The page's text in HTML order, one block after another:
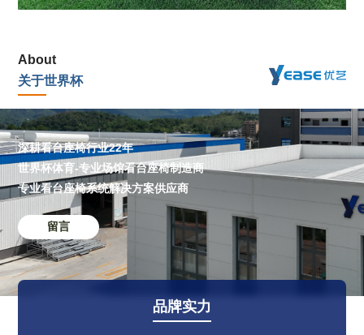
About
关于世界杯
深耕看台座椅行业22年
世界杯体育-专业场馆看台座椅制造商
专业看台座椅系统解决方案供应商
留言
品牌实力